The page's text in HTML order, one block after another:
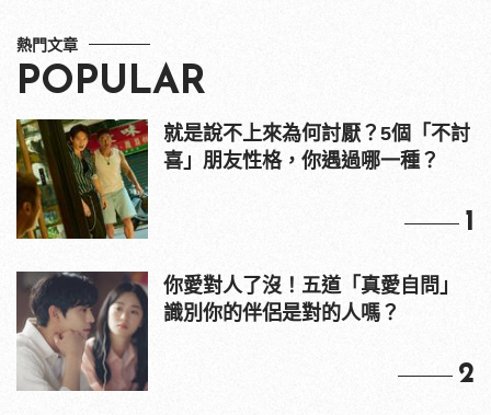
熱門文章
POPULAR
就是說不上來為何討厭？5個「不討
喜」朋友性格，你遇過哪一種？
1
你愛對人了沒！五道「真愛自問」
識別你的伴侶是對的人嗎？
2